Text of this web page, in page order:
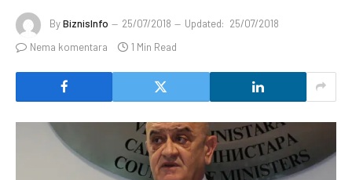
ByBiznisInfo 25/07/2018 Updated: 25/07/2018
Nema komentara
1 Min Read